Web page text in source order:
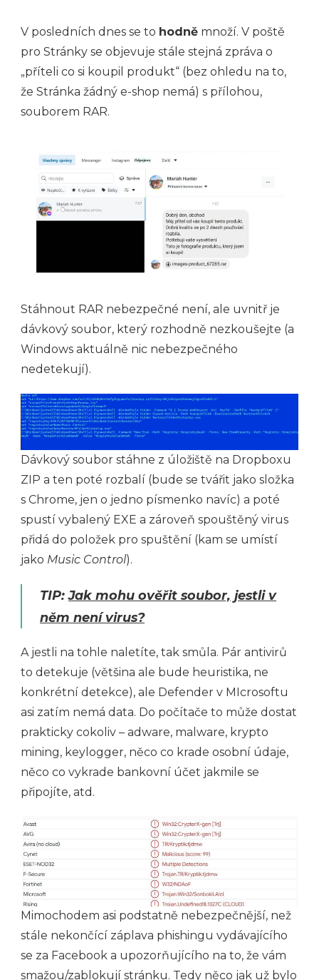
V posledních dnes se to hodně množí. V poště
pro Stránky se objevuje stále stejná zpráva o
„příteli co si koupil produkt“ (bez ohledu na to,
že Stránka žádný e-shop nemá) s přílohou,
souborem RAR.
Stáhnout RAR nebezpečné není, ale uvnitř je
dávkový soubor, který rozhodně nezkoušejte (a
Windows aktuálně nic nebezpečného
nedetekují).
Dávkový soubor stáhne z úložiště na Dropboxu
ZIP a ten poté rozbalí (bude se tvářit jako složka
s Chrome, jen o jedno písmenko navíc) a poté
spustí vybalený EXE a zároveň spouštěný virus
přidá do položek pro spuštění (kam se umístí
jako Music Control).
TIP:Jak mohu ověřit soubor, jestli v
něm není virus?
A jestli na tohle naletíte, tak smůla. Pár antivirů
to detekuje (většina ale bude heuristika, ne
konkrétní detekce), ale Defender v MIcrosoftu
asi zatím nemá data. Do počítače to může dostat
prakticky cokoliv – adware, malware, krypto
mining, keylogger, něco co krade osobní údaje,
něco co vykrade bankovní účet jakmile se
připojíte, atd.
Mimochodem asi podstatně nebezpečnější, než
stále nekončící záplava phishingu vydávajícího
se za Facebook a upozorňujícího na to, že vám
smažou/zablokují stránku. Tedy něco jak už bylo